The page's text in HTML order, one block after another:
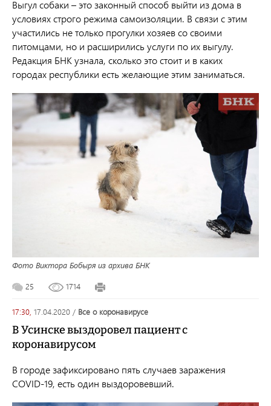
Выгул собаки – это законный способ выйти из дома в
условиях строго режима самоизоляции. В связи с этим
участились не только прогулки хозяев со своими
питомцами, но и расширились услуги по их выгулу.
Редакция БНК узнала, сколько это стоит и в каких
городах республики есть желающие этим заниматься.
Фото Виктора Бобыря из архива БНК
25 1714
17:30, 17.04.2020 / все о коронавирусе
В Усинске выздоровел пациент с
коронавирусом
В городе зафиксировано пять случаев заражения
COVID-19, есть один выздоровевший.